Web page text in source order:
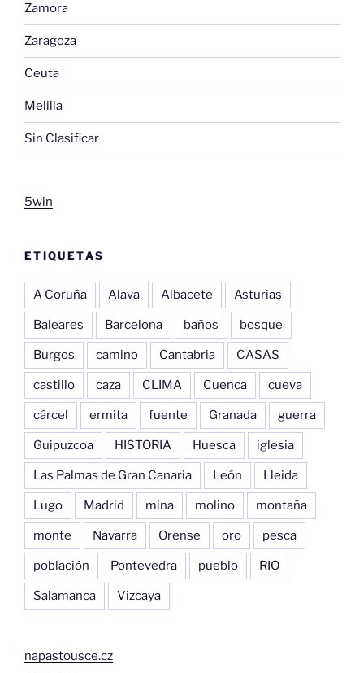
Zamora
Zaragoza
Ceuta
Melilla
Sin Clasificar
5win
ETIQUETAS
A Coruña Alava Albacete Asturias
Baleares Barcelona baños bosque
Burgos camino Cantabria CASAS
castillo caza CLIMA Cuenca cueva
cárcel ermita fuente Granada guerra
Guipuzcoa HISTORIA Huesca iglesia
Las Palmas de Gran Canaria León Lleida
Lugo Madrid mina molino montaña
monte Navarra Orense oro pesca
población Pontevedra pueblo RIO
Salamanca Vizcaya
napastousce.cz